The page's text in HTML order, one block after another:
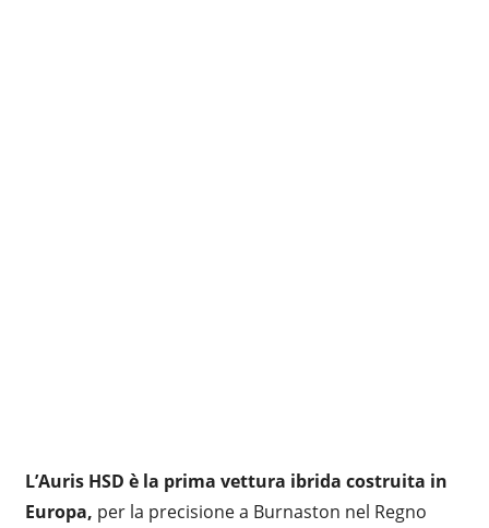
L’Auris HSD è la prima vettura ibrida costruita in
Europa, per la precisione a Burnaston nel Regno